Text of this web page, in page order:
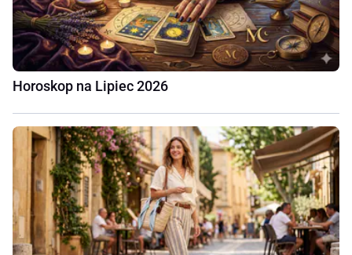
Horoskop na Lipiec 2026